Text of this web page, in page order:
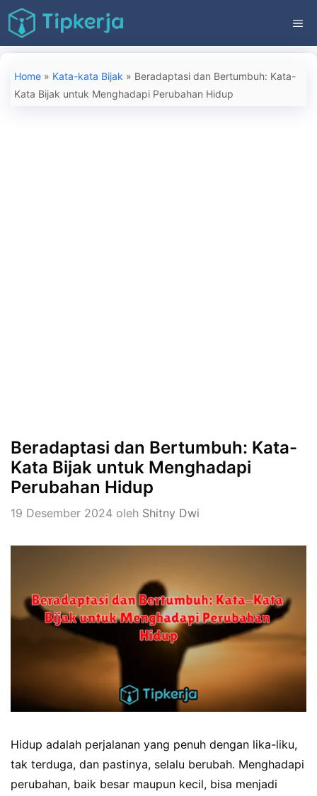
Langsung
ke
isi
Home » Kata-kata Bijak » Beradaptasi dan Bertumbuh: Kata-
Kata Bijak untuk Menghadapi Perubahan Hidup
Beradaptasi dan Bertumbuh: Kata-
Kata Bijak untuk Menghadapi
Perubahan Hidup
19 Desember 2024 oleh Shitny Dwi
Hidup adalah perjalanan yang penuh dengan lika-liku,
tak terduga, dan pastinya, selalu berubah. Menghadapi
perubahan, baik besar maupun kecil, bisa menjadi